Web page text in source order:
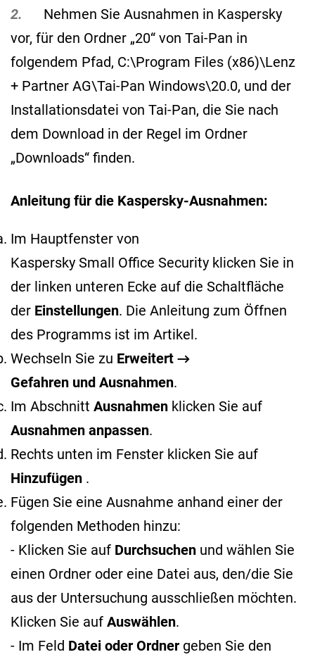
2.
Nehmen Sie Ausnahmen in Kaspersky
vor, für den Ordner „20“ von Tai-Pan in
folgendem Pfad, C:\Program Files (x86)\Lenz
+ Partner AG\Tai-Pan Windows\20.0, und der
Installationsdatei von Tai-Pan, die Sie nach
dem Download in der Regel im Ordner
„Downloads“ finden.
Anleitung für die Kaspersky-Ausnahmen:
Im Hauptfenster von
Kaspersky Small Office Security klicken Sie in
der linken unteren Ecke auf die Schaltfläche
der Einstellungen. Die Anleitung zum Öffnen
des Programms ist im Artikel.
Wechseln Sie zu Erweitert →
Gefahren und Ausnahmen.
Im Abschnitt Ausnahmen klicken Sie auf
Ausnahmen anpassen.
Rechts unten im Fenster klicken Sie auf
Hinzufügen .
Fügen Sie eine Ausnahme anhand einer der
folgenden Methoden hinzu:
- Klicken Sie auf Durchsuchen und wählen Sie
einen Ordner oder eine Datei aus, den/die Sie
aus der Untersuchung ausschließen möchten.
Klicken Sie auf Auswählen.
- Im Feld Datei oder Ordner geben Sie den